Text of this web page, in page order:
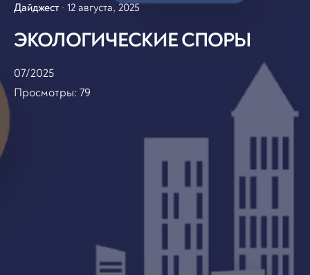
Дайджест 12 августа, 2025
ЭКОЛОГИЧЕСКИЕ СПОРЫ
07/2025
Просмотры: 79